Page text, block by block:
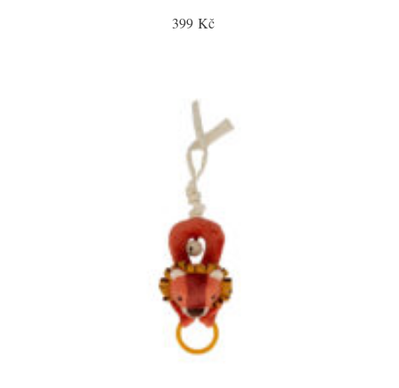
399 Kč